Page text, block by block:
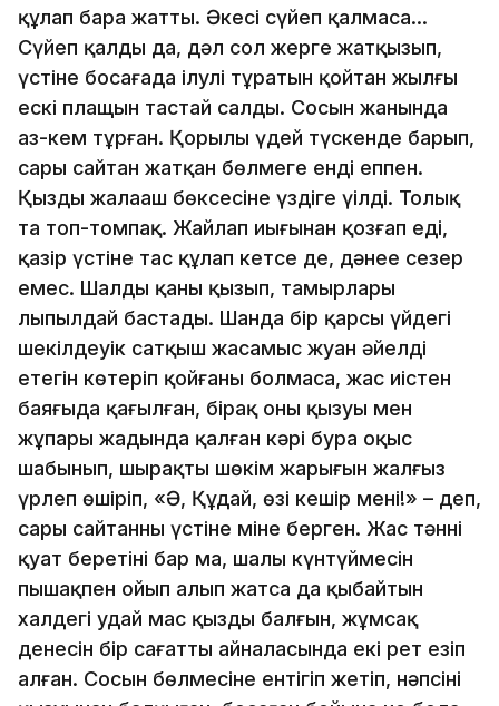
құлап бара жатты. Әкесі сүйеп қалмаса…
Сүйеп қалды да, дәл сол жерге жатқызып,
үстіне босағада ілулі тұратын қойтан жылғы
ескі плащын тастай салды. Сосын жанында
аз-кем тұрған. Қорылы үдей түскенде барып,
сары сайтан жатқан бөлмеге енді еппен.
Қыздың жалаңаш бөксесіне үздіге үңілді. Толық
та топ-томпақ. Жайлап иығынан қозғап еді,
қазір үстіне тас құлап кетсе де, дәнеңе сезер
емес. Шалдың қаны қызып, тамырлары
лыпылдай бастады. Шанда бір қарсы үйдегі
шекілдеуік сатқыш жасамыс жуан әйелдің
етегін көтеріп қойғаны болмаса, жас иістен
баяғыда қағылған, бірақ оның қызуы мен
жұпары жадында қалған кәрі бура оқыс
шабынып, шырақтың шөкім жарығын жалғыз
үрлеп өшіріп, «Ә, Құдай, өзің кешір мені!» – деп,
сары сайтанның үстіне міне берген. Жас тәннің
қуат беретіні бар ма, шалың күнтүймесін
пышақпен ойып алып жатсаң да қыңбайтын
халдегі удай мас қыздың балғын, жұмсақ
денесін бір сағаттың айналасында екі рет езіп
алған. Сосын бөлмесіне ентігіп жетіп, нәпсінің